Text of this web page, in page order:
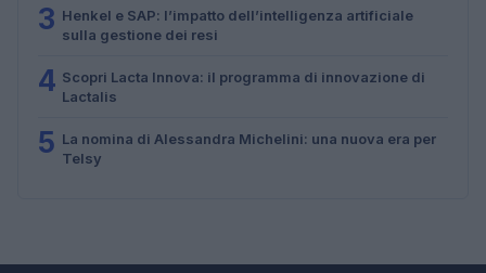
3 Henkel e SAP: l’impatto dell’intelligenza artificiale
sulla gestione dei resi
4 Scopri Lacta Innova: il programma di innovazione di
Lactalis
5 La nomina di Alessandra Michelini: una nuova era per
Telsy